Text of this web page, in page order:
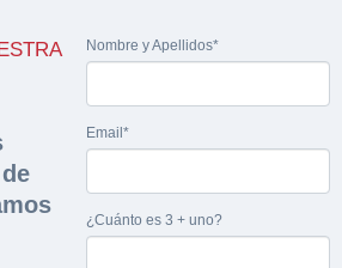
Nombre y Apellidos*
Email*
¿Cuánto es 3 + uno?
peritación
y recibirá en su email el
la documentación